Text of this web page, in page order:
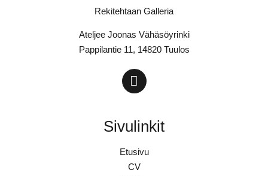
Rekitehtaan Galleria
Ateljee Joonas Vähäsöyrinki
Pappilantie 11, 14820 Tuulos
Sivulinkit
Etusivu
CV